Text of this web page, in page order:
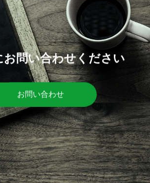
お問い合わせください
お問い合わせ